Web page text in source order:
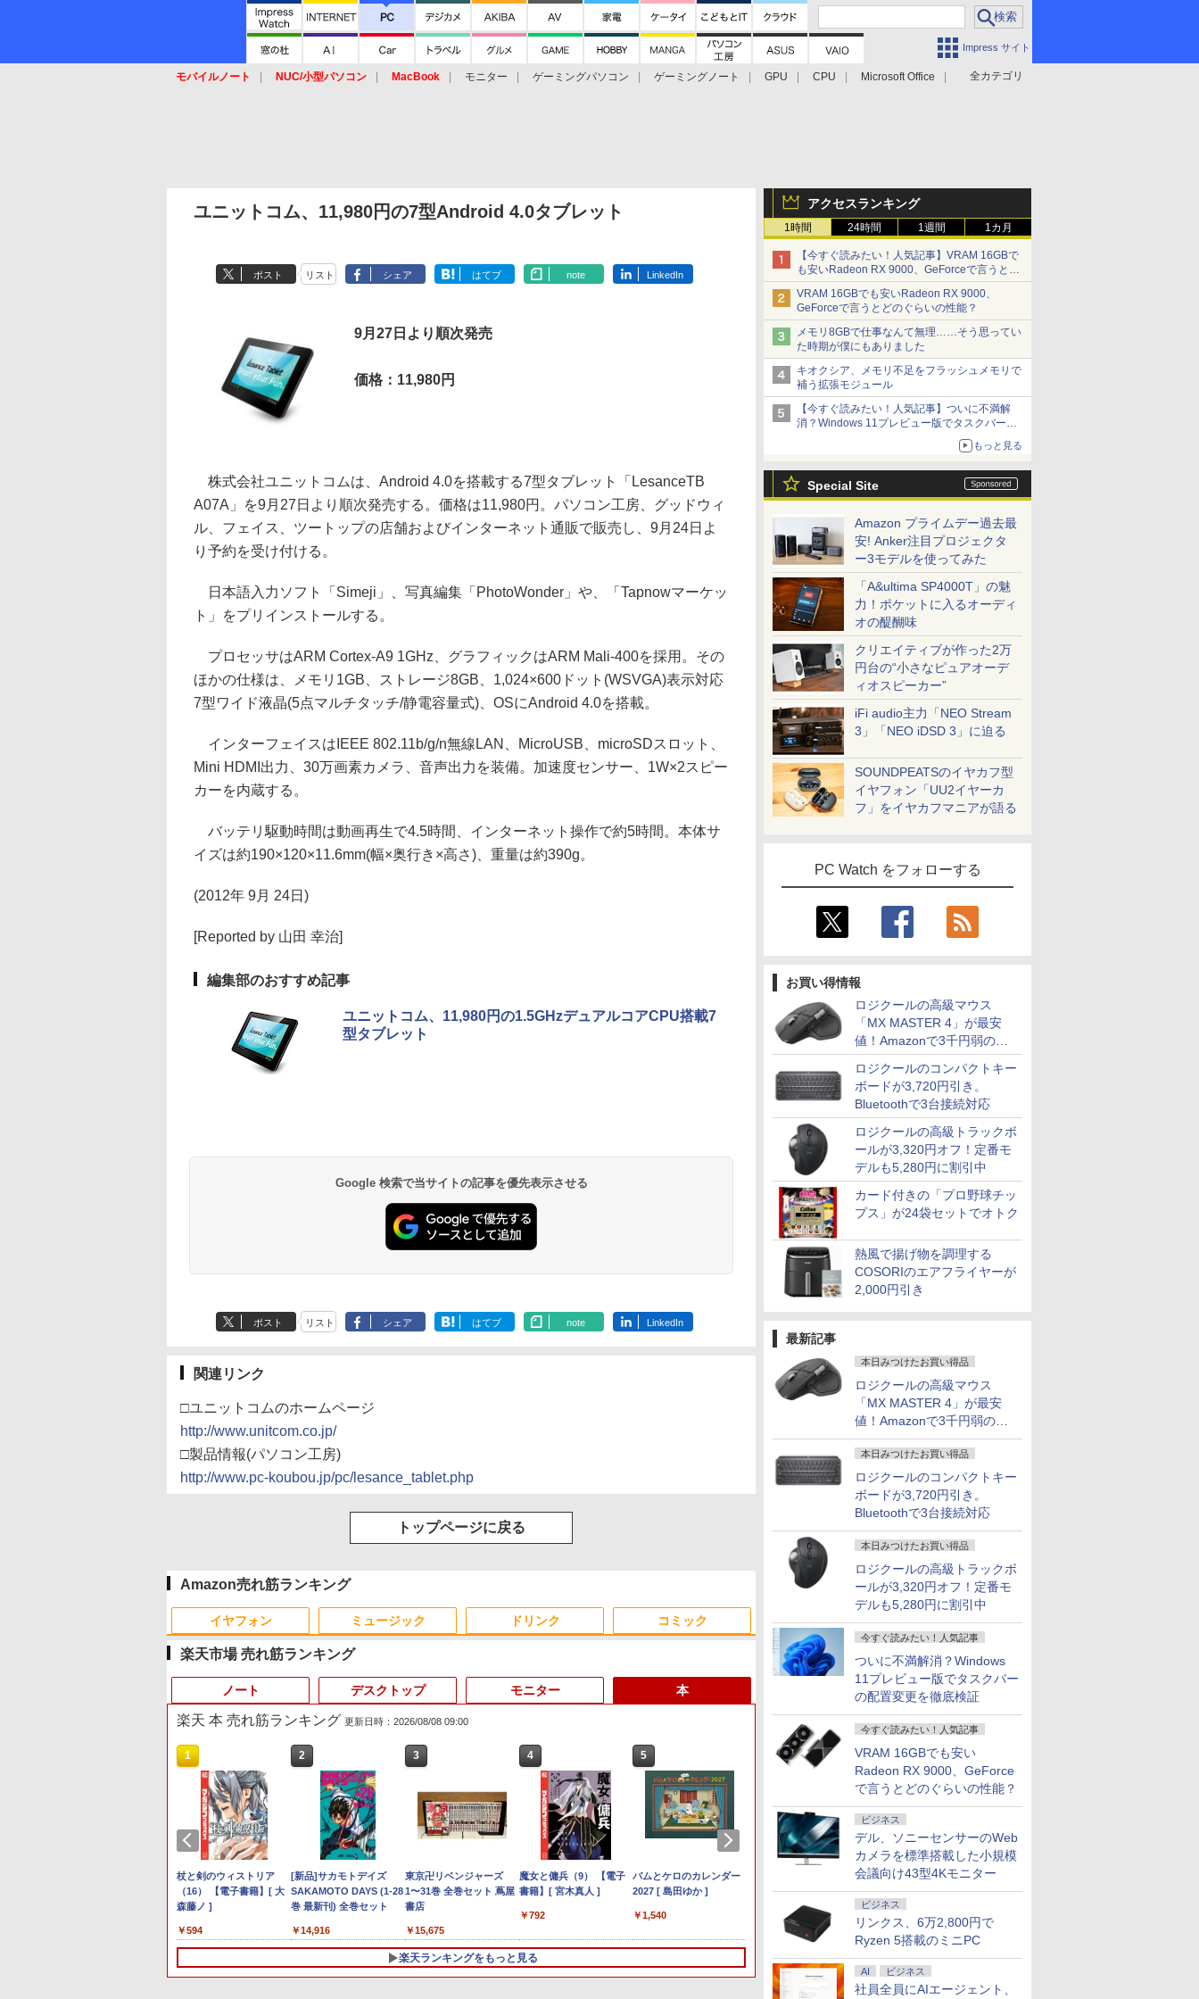
Impress サイト
全カテゴリ
モバイルノート NUC/小型パソコン MacBook モニター ゲーミングパソコン ゲーミングノート GPU CPU
Microsoft Office
アクセスランキング
1時間 24時間 1週間 1カ月
【今すぐ読みたい！人気記事】VRAM 16GBで
も安いRadeon RX 9000、GeForceで言うとど
のぐらいの性能？ - PC Watch
VRAM 16GBでも安いRadeon RX 9000、
GeForceで言うとどのぐらいの性能？
メモリ8GBで仕事なんて無理……そう思ってい
た時期が僕にもありました
キオクシア、メモリ不足をフラッシュメモリで
補う拡張モジュール
【今すぐ読みたい！人気記事】ついに不満解
消？Windows 11プレビュー版でタスクバーの
もっと見る
Special Site
Amazon プライムデー過去最
安! Anker注目プロジェクタ
ー3モデルを使ってみた
「A&ultima SP4000T」の魅
力！ポケットに入るオーディ
オの醍醐味
クリエイティブが作った2万
円台の“小さなピュアオーデ
ィオスピーカー”
iFi audio主力「NEO Stream
3」「NEO iDSD 3」に迫る
SOUNDPEATSのイヤカフ型
イヤフォン「UU2イヤーカ
フ」をイヤカフマニアが語る
PC Watch をフォローする
お買い得情報
ロジクールの高級マウス
「MX MASTER 4」が最安
値！Amazonで3千円弱の割
引
ロジクールのコンパクトキー
ボードが3,720円引き。
Bluetoothで3台接続対応
ロジクールの高級トラックボ
ールが3,320円オフ！定番モ
デルも5,280円に割引中
カード付きの「プロ野球チッ
プス」が24袋セットでオトク
熱風で揚げ物を調理する
COSORIのエアフライヤーが
2,000円引き
最新記事
本日みつけたお買い得品
ロジクールの高級マウス
「MX MASTER 4」が最安
値！Amazonで3千円弱の割
引
本日みつけたお買い得品
ロジクールのコンパクトキー
ボードが3,720円引き。
Bluetoothで3台接続対応
本日みつけたお買い得品
ロジクールの高級トラックボ
ールが3,320円オフ！定番モ
デルも5,280円に割引中
今すぐ読みたい！人気記事
ついに不満解消？Windows
11プレビュー版でタスクバー
の配置変更を徹底検証
今すぐ読みたい！人気記事
VRAM 16GBでも安い
Radeon RX 9000、GeForce
で言うとどのぐらいの性能？
ビジネス
デル、ソニーセンサーのWeb
カメラを標準搭載した小規模
会議向け43型4Kモニター
ビジネス
リンクス、6万2,800円で
Ryzen 5搭載のミニPC
AI ビジネス
社員全員にAIエージェント、
ユニットコム、11,980円の7型Android 4.0タブレット
ポスト リスト シェア はてブ note LinkedIn
9月27日より順次発売
価格：11,980円
株式会社ユニットコムは、Android 4.0を搭載する7型タブレット「LesanceTB
A07A」を9月27日より順次発売する。価格は11,980円。パソコン工房、グッドウィ
ル、フェイス、ツートップの店舗およびインターネット通販で販売し、9月24日よ
り予約を受け付ける。
日本語入力ソフト「Simeji」、写真編集「PhotoWonder」や、「Tapnowマーケッ
ト」をプリインストールする。
プロセッサはARM Cortex-A9 1GHz、グラフィックはARM Mali-400を採用。その
ほかの仕様は、メモリ1GB、ストレージ8GB、1,024×600ドット(WSVGA)表示対応
7型ワイド液晶(5点マルチタッチ/静電容量式)、OSにAndroid 4.0を搭載。
インターフェイスはIEEE 802.11b/g/n無線LAN、MicroUSB、microSDスロット、
Mini HDMI出力、30万画素カメラ、音声出力を装備。加速度センサー、1W×2スピー
カーを内蔵する。
バッテリ駆動時間は動画再生で4.5時間、インターネット操作で約5時間。本体サ
イズは約190×120×11.6mm(幅×奥行き×高さ)、重量は約390g。
(2012年 9月 24日)
[Reported by 山田 幸治]
編集部のおすすめ記事
ユニットコム、11,980円の1.5GHzデュアルコアCPU搭載7
型タブレット
Google 検索で当サイトの記事を優先表示させる
ポスト リスト シェア はてブ note LinkedIn
関連リンク
□ユニットコムのホームページ
http://www.unitcom.co.jp/
□製品情報(パソコン工房)
http://www.pc-koubou.jp/pc/lesance_tablet.php
トップページに戻る
Amazon売れ筋ランキング
イヤフォン
Anker Soundcore P40i
オフホワイト
￥7,990
Anker Soundcore P31i
ブラック
￥5,990
Anker Soundcore
Liberty 5 ミッドナイト
ブラック
【2026年アップグレー
ド版】AOKIMI ワイヤ
レスイヤホン
bluetooth イヤホン
V12 小型軽量 ブルート
ゥースHi-Fi 最大36時間
再生 ぶるーとゅーす コ
ャンセリング 自動ペア
イク付き 防水 タッチ式
音量調整 スポーツ/通
￥1,964
Xiaomi シャオミ REDMI
Buds 8 Lite ワイヤレス
イヤホン Bluetooth 5.4
ノイズキャンセリング
ミュージック
BRUCE WAYNE feat.
Flo Milli, ATL Jacob
[Explicit]
￥250
BRUCE WAYNE feat.
Flo Milli, ATL Jacob
[Explicit]
On My Road (Stadium
ver.)
￥250
On My Road (Stadium
￥250
BUGS LIFE
ドリンク
【Amazon.co.jp限定】
い・ろ・は・す 2L PET
ラベルレス ×8本
￥1,112
by Amazon 天然水 ラ
ベルレス 500ml ×24本
富士山の天然水 バナジ
ウム含有 水 ミネラルウ
ォーター ペットボトル
静岡県産 500ミリリッ
トル (Smart Basic)
￥1,380
by Amazon 天然水ラベ
ルレス 2L×9本
￥1,117
by Amazon 炭酸水 ラ
ベルレス 500ml ×24本
強炭酸水 ペットボトル
500ミリリットル
(Smart Basic)
￥1,625
コカ・コーラ やかんの麦
茶 from 爽健美茶 ラベル
レス 650mlPET×24本
コミック
薬屋のひとりごと 17巻
(デジタル版ビッグガン
ガンコミックス)
￥770
異世界居酒屋「のぶ」
(22) (角川コミックス・
エース)
ONE PIECE モノクロ版
115 (ジャンプコミック
スDIGITAL)
HUNTER×HUNTER モ
ノクロ版 39 (ジャンプ
コミックスDIGITAL)
￥572
スーパーの裏でヤニ吸う
ふたり 9巻 (デジタル版ビ
ッグガンガンコミックス)
楽天市場 売れ筋ランキング
ノート
1
R160-NEC Chromebook
Y2 1点 ChromeOS 11.6
型 CPU Intel Celeron
LPDDR4 SSD 32GB
eMMC 2021製 WebKカメ
ラ付き 360度回転可能
￥5,980
2
価格重視訳あり ノートパ
ソコン Office付き 店長お
まかせ 東芝 富士通 NEC
てパソコンを使う方や初
心者向け メモリ4GB
HDD320GBまたは
￥7,800
3
【中古】 富士通
LIFEBOOK A576 第6世
代Corei5 メモリ8GB
DVDROM テンキー搭載
15.6インチ 大画面 無線
LAN 中古パソコン ノート
￥12,800
4
ノートパソコン 極軽量約
965g 富士通 LIFEBOOK
世代Core i5-7300U カメ
SSD1TB 薄い軽い FHD液
晶 type-C WIFI
5
【1500円OFFクーポン】
【DVDドライブ&テンキ
パソコン 15.6インチ
Core i3-8130U 第8世代
Microsoft Office付き
6
ノートパソコン Surface
Pro 5 高性能第7世代Core
i5-7300U WEBカメラ内蔵
Windows 11 Pro MS
0ffice 2024選択可 12.3型
Mini-DP Bluetooth
SurfaceConnect USB3.0
￥24,890
7
【中古】【極軽極薄】東
芝 dynabook G83 13.3型
FHD(1920x1080)液晶 第
10世代Core i5-10210U /
8GB / SSD256GB / Web
/ HDMI / 無線LAN
Bluetooth / Win11 Pro搭
￥28,050
【最新Office2024】中古
パソコン ノートPC Intel
型 NEC VKM17B3
デスクトップ
1
【3,000円クーポンOFF】 ミニPC minipc
6GBメモリ 128GB SSD Windows11 パソ
コン 静音 office ミニパソコン デスクトッ
2画面 HDMI 省エネ 軽量 BMAX B1plus み
にpc 在宅勤務
￥24,900
中古パソコン | HP | ProOne 600 G4 All-in-
One | Windows11 | 一体型 | 一年保証 | 第8
世代 | Core i5 8500T 2.1(～最大3.5)GHz |
MEM:8GB | SSD:256GB(新品) | DVD-
ROM | 無線LAN:なし | Webカメラ内蔵 | フ
ルHD | Win11Pro64Bit | ACアダプター付
属
【エントリーでポイント100％還元のチャ
ンス】GMKtec ミニPC AMD Ryzen 5
DDR5 32GB/最大128GB Radeon 760M
USB4 Bluetooth5.2 2.5Gbps LAN*2
VESA 静音 mini pc Windows11 Pro 4K 3
1
【3,000円クーポンOFF】 ミニPC minipc
6GBメモリ 128GB SSD Windows11 パソ
コン 静音 office ミニパソコン デスクトッ
プ オフィス mini pc デスクトップミニpc
2画面 HDMI 省エネ 軽量 BMAX B1plus み
￥24,900
2
中古パソコン | HP | ProOne 600 G4 All-in-
One | Windows11 | 一体型 | 一年保証 | 第8
MEM:8GB | SSD:256GB(新品) | DVD-
ROM | 無線LAN:なし | Webカメラ内蔵 | フ
￥23,980
モニター
1
【送料無料】TF: 富士通
23.8型液晶ディスプレイ
DY24-9T / B24-9 TS/
sub,DVI,Displayport フ
ルHD(1920×1080) 中古デ
ィスプレイ 中古モニター
￥6,480
2
＼500円OFFクーポンあ
り！／ モバイルモニター
15.6インチ 1080PフルHD
コスパ デュアルモニター
サブモニター ゲーミング
モニター ポータブルモニ
￥9,480
3
モニター 液晶モニター パ
ソコンモニター ゲーミン
グモニター PCモニター
チ ディスプレイ フィリッ
プス 27型 1920×1080/
HDMI D-Sub ブラック ス
￥13,800
4
JAPANNEXT｜ジャパン
ネクスト モバイル液晶デ
型/IPS/FHD+
(シルバー) JN-MD-
IPS105FHDPR
5
【返品OK!条件付】マク
スゼン PCモニター 27型
MJM27IC01 Adaptive-
ィスプレイ 27インチ パ
ソコンモニター ノングレ
6
【3年保証】モニター 21.5インチ 23インチ
27インチ フルhd 高画質 100Hz VA ノング
レア 非光沢 ディスプレイ パソコンモニタ
ー PCモニター フルハイビジョン 23.8イン
チ 液晶モニター アイリスオーヤマ DT-JF*
￥11,980
7
【中古】ASUS(エイスース) TUF Gaming
VG279QM5A 【196-ud】
￥25,828
本
楽天 本 売れ筋ランキング 更新日時：2026/08/08 09:00
1
杖と剣のウィストリア
（16） 【電子書籍】[ 大
森藤ノ ]
￥594
2
[新品]サカモトデイズ
SAKAMOTO DAYS (1-28
巻 最新刊) 全巻セット
￥14,916
3
東京卍リベンジャーズ
1〜31巻 全巻セット 蔦屋
書店
￥15,675
4
魔女と傭兵（9） 【電子
書籍】[ 宮木真人 ]
￥792
5
バムとケロのカレンダー
2027 [ 島田ゆか ]
￥1,540
6
ROCKIN'ON JAPAN (ロ
ッキング・オン・ジャパ
ン) 2026年 10月号
￥1,080
7
【送料無料】100日後に英
語がものになる1日10分ネ
イティブ英語書き写し／
ブレット・リンゼイ／井
上麻衣
￥1,980
[新品]ゴールデンカムイ
(1-31巻 全巻) 全巻セット
楽天ランキングをもっと見る